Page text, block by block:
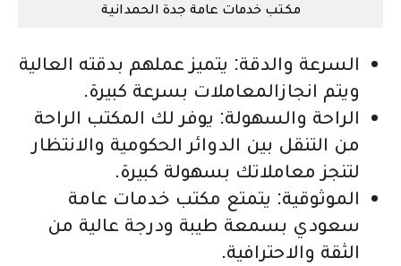
مكتب خدمات عامة جدة الحمدانية
السرعة والدقة: يتميز عملهم بدقته العالية
ويتم انجازالمعاملات بسرعة كبيرة.
الراحة والسهولة: يوفر لك المكتب الراحة
من التنقل بين الدوائر الحكومية والانتظار
لتنجز معاملاتك بسهولة كبيرة.
الموثوقية: يتمتع مكتب خدمات عامة
سعودي بسمعة طيبة ودرجة عالية من
الثقة والاحترافية.